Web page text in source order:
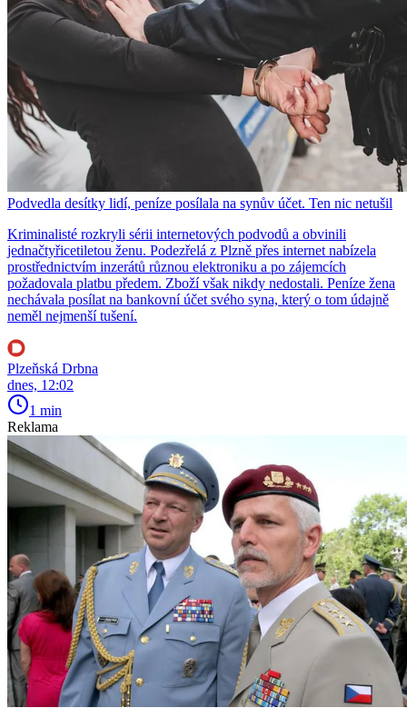
Podvedla desítky lidí, peníze posílala na synův účet. Ten nic netušil
Kriminalisté rozkryli sérii internetových podvodů a obvinili
jednačtyřicetiletou ženu. Podezřelá z Plzně přes internet nabízela
prostřednictvím inzerátů různou elektroniku a po zájemcích
požadovala platbu předem. Zboží však nikdy nedostali. Peníze žena
nechávala posílat na bankovní účet svého syna, který o tom údajně
neměl nejmenší tušení.
Plzeňská Drbna
dnes, 12:02
1 min
Reklama